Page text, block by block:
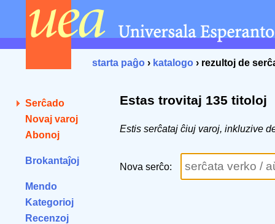
starta paĝo › katalogo › rezultoj de
Serĉado
Novaj varoj
Abonoj
Brokantaĵoj
Mendo
Kategorioj
Recenzoj
Estas trovitaj 135 titoloj
Estis serĉataj ĉiuj varoj, inkluzive
Nova serĉo: